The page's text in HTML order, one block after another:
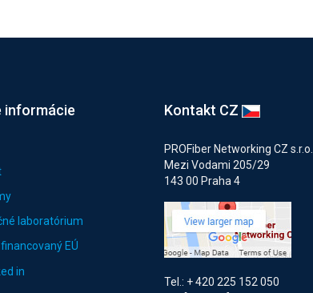
informácie
laboratórium
EÚ
in
Kontakt CZ
PROFiber Networking CZ s.r.o.
Mezi Vodami 205/29
143 00 Praha 4
Tel.: + 420 225 152 050